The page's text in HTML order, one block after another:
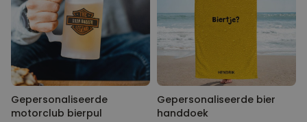
Gepersonaliseerde
motorclub bierpul
Gepersonaliseerde bier
handdoek